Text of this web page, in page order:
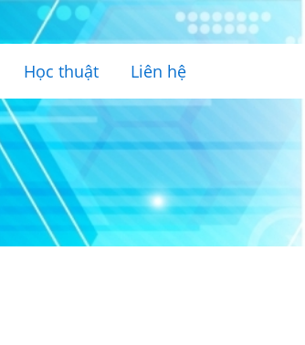
Học thuật Liên hệ